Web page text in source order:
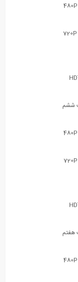
480P
720P